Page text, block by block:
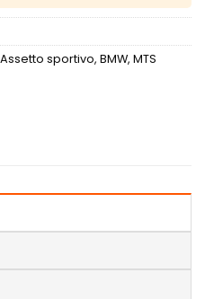
Assetto sportivo, BMW, MTS